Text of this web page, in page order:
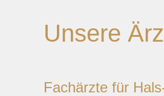
Unsere
Fachärzte für